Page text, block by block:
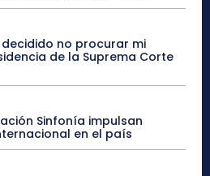
decidido no procurar mi
de la Suprema Corte
Sinfonía impulsan
en el país